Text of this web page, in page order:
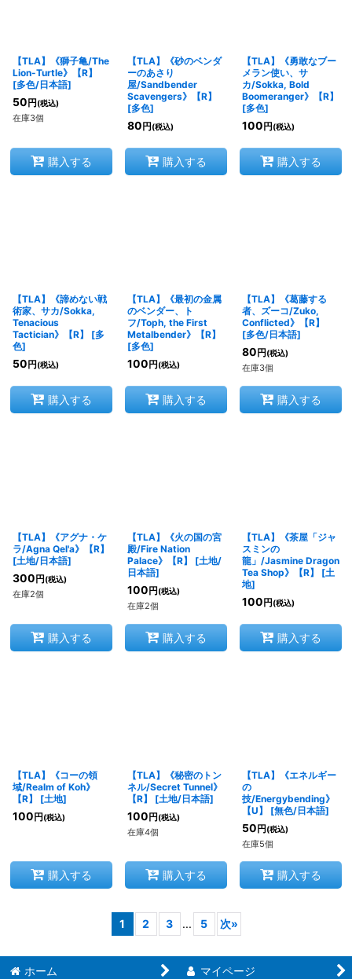
【TLA】《獅子亀/The
Lion-Turtle》【R】
[多色/日本語]
50 円 (税込)
在庫3個
購入する
【TLA】《砂のベンダ
ーのあさり
屋/Sandbender
Scavengers》【R】
[多色]
80 円 (税込)
購入する
【TLA】《勇敢なブー
メラン使い、サ
カ/Sokka, Bold
Boomeranger》【R】
[多色]
100 円 (税込)
購入する
【TLA】《諦めない戦
術家、サカ/Sokka,
Tenacious
Tactician》【R】
[多
色]
50 円 (税込)
購入する
【TLA】《最初の金属
のベンダー、ト
フ/Toph, the First
Metalbender》【R】
[多色]
100 円 (税込)
購入する
【TLA】《葛藤する
者、ズーコ/Zuko,
Conflicted》【R】
[多色/日本語]
80 円 (税込)
在庫3個
購入する
【TLA】《アグナ・ケ
ラ/Agna Qel'a》【R】
[土地/日本語]
300 円 (税込)
在庫2個
購入する
【TLA】《火の国の宮
殿/Fire Nation
Palace》【R】
[土地/
日本語]
100 円 (税込)
在庫2個
購入する
【TLA】《茶屋「ジャ
スミンの
龍」/Jasmine Dragon
Tea Shop》【R】
[土
地]
100 円 (税込)
購入する
【TLA】《コーの領
域/Realm of Koh》
【R】
[土地]
100 円 (税込)
購入する
【TLA】《秘密のトン
ネル/Secret Tunnel》
【R】
[土地/日本語]
100 円 (税込)
在庫4個
購入する
【TLA】《エネルギー
の
技/Energybending》
【U】
[無色/日本語]
50 円 (税込)
在庫5個
購入する
1 2 3 ... 5 次»
ホーム マイページ